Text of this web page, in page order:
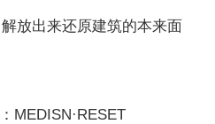
放出来还原建筑的本来面
MEDISN·RESET